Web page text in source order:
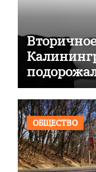
ОБЩЕСТВО